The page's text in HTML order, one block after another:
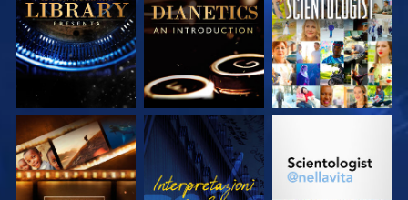
SERIE SERIE
ESPLORA LE
SERIE
GUARDA
ESPLORA LE